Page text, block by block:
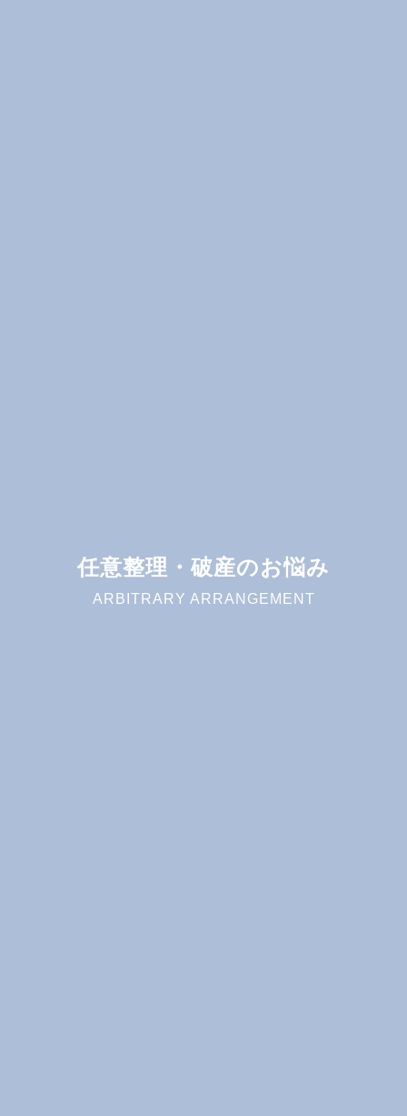
任意整理・破産のお悩み
ARBITRARY ARRANGEMENT